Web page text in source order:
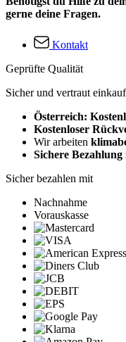
gerne deine Fragen.
Kontakt
Geprüfte Qualität
Sicher und vertraut
Österreich:
Kostenloser
Wir arbeiten
Sichere Bezahlung
Sicher bezahlen mit
Nachnahme
Vorauskasse